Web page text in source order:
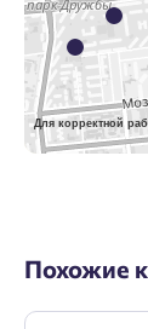
Для корректной
Похожие